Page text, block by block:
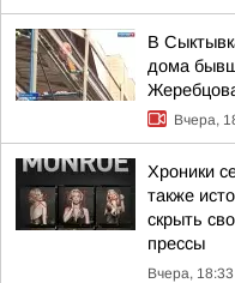
В
дома
Вчера,
Хроники
также
скрыть
прессы
Вчера, 18:33